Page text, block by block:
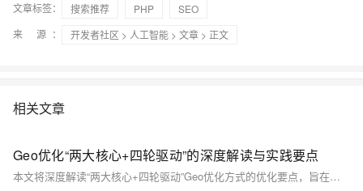
文章标签： 搜索推荐 PHP
SEO
来 源：
开发者社区 > 人工智能 > 文章 > 正文
相关文章
Geo优化“两大核心+四轮驱动”的深度解读与实践要点
本文将深度解读“两大核心+四轮驱动”Geo优化方式的优化要点，旨在为内容创作者和企业营销人员提供一套专业、可信、有深度的实践指南。